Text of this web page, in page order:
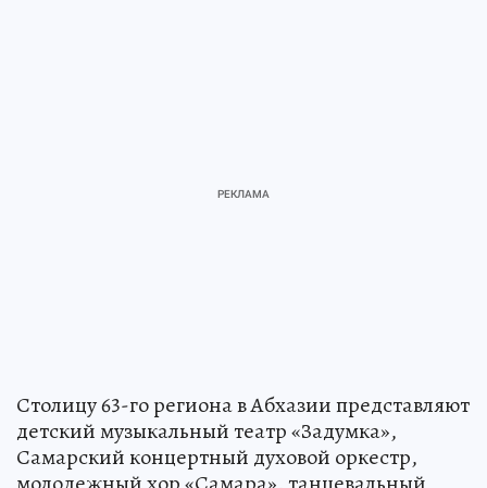
Столицу 63-го региона в Абхазии представляют
детский музыкальный театр «Задумка»,
Самарский концертный духовой оркестр,